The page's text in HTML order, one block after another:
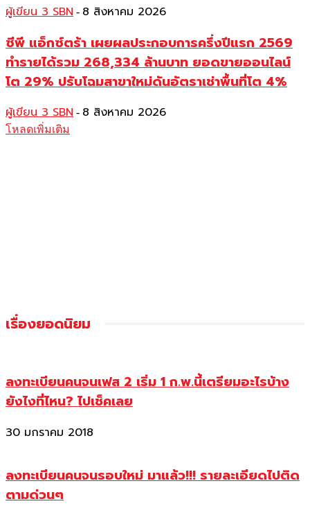
ผู้เขียน 3 SBN - 8 สิงหาคม 2026
ซีพี แอ็กซ์ตร้า เผยผลประกอบการครึ่งปีแรก 2569
ทำรายได้รวม 268,334 ล้านบาท ยอดขายออนไลน์
โต 29% ปรับโฉมสาขาใหม่ดันอัตราเช่าพื้นที่โต 4%
ผู้เขียน 3 SBN - 8 สิงหาคม 2026
โหลดเพิ่มเติม
เรื่องยอดนิยม
ลงทะเบียนคนจนเฟส 2 เริ่ม 1 ก.พ.นี้เตรียมอะไรบ้าง
ยังไงที่ไหน? ไปเช็คเลย
30 มกราคม 2018
ลงทะเบียนคนจนรอบใหม่ มาแล้ว!!! รายละเอียดไปติด
ตามด่วนๆ